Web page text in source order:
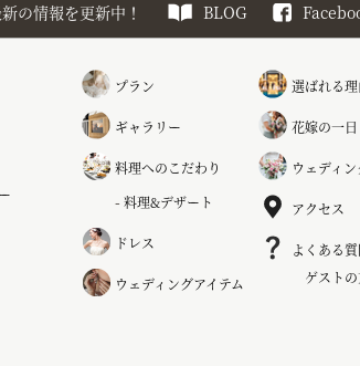
の情報を更新中！ BLOG
プラン
ギャラリー
料理へのこだわり
料理&デザート
ドレス
ウェディングアイテム
選ばれる理
花嫁の一日
ウェディ
アクセス
よくある
ゲストの